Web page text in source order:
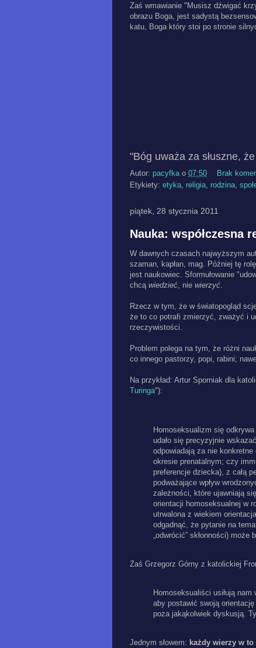
Zaś wmawianie "Musisz dźwigać
obrazu Boga, jest sadystą
katu, Boga który stoi po stronie
"Bóg uważa za słuszne, że
Autor: pacyfka o 07:50
Brak
Etykiety: etyka, religia, rodzina,
piątek, 28 stycznia 2011
Nauka: współczesna
W dawnych czasach najwyższym
szaman, kapłan, mag. Później tę
jest naukowiec. Sformułowanie
chcą wiedzieć, nie wierzyć.
Rzecz w tym, że w światopogląd
że to co potrafi zmierzyć, zważyć i
rzeczywistości.
Problem polega na tym, że różni
co innego pastorzy, popi, rabini;
Na przykład: Artur Sporniak dla
Turinga"):
Homoseksualizm się
udało się precyzyjnie
odpowiadają za nie konkretne
okresie prenatalnym; czy
preferencje dziecka), z całą
podważające wpływ
zależności, które ujawniają
orientacji homoseksualnej w
utrwalona z wiekiem
odgadnąć, że pytanie na
„odwrócić” skłonności)
Zaś Grzegorz Górny z katolickiej
Homoseksualiści usiłują
aby postawić swoją
poza jakąkolwiek dyskusją.
Jednym słowem: każdy wierzy w